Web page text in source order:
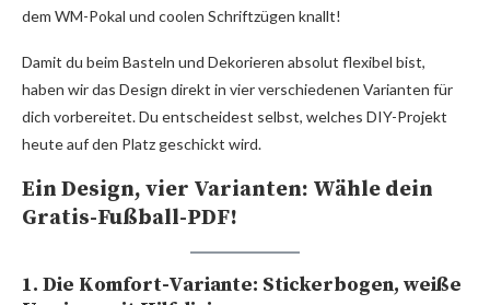
dem WM-Pokal und coolen Schriftzügen knallt!
Damit du beim Basteln und Dekorieren absolut flexibel bist,
haben wir das Design direkt in vier verschiedenen Varianten für
dich vorbereitet. Du entscheidest selbst, welches DIY-Projekt
heute auf den Platz geschickt wird.
Ein Design, vier Varianten: Wähle dein
Gratis-Fußball-PDF!
1. Die Komfort-Variante: Stickerbogen, weiße